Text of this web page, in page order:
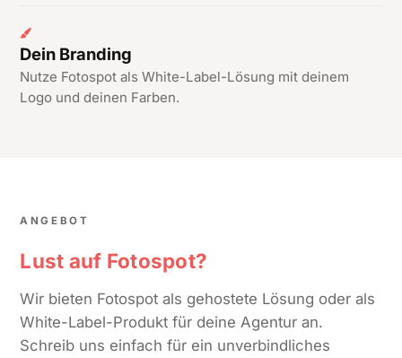
Dein Branding
Nutze Fotospot als White-Label-Lösung mit deinem
Logo und deinen Farben.
ANGEBOT
Lust auf Fotospot?
Wir bieten Fotospot als gehostete Lösung oder als
White-Label-Produkt für deine Agentur an.
Schreib uns einfach für ein unverbindliches